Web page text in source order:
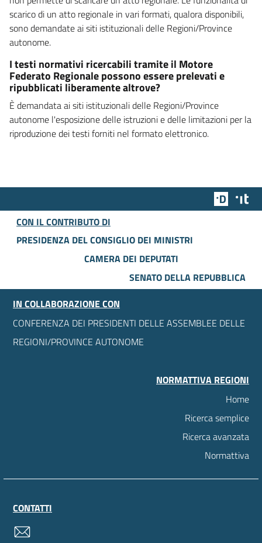
scarico di un atto regionale in vari formati, qualora disponibili,
sono demandate ai siti istituzionali delle Regioni/Province
autonome.
I testi normativi ricercabili tramite il Motore
Federato Regionale possono essere prelevati e
ripubblicati liberamente altrove?
È demandata ai siti istituzionali delle Regioni/Province
autonome l'esposizione delle istruzioni e delle limitazioni per la
riproduzione dei testi forniti nel formato elettronico.
Team
CON IL CONTRIBUTO DI
PRESIDENZA DEL CONSIGLIO DEI MINISTRI
CAMERA DEI DEPUTATI
SENATO DELLA REPUBBLICA
IN COLLABORAZIONE CON
CONFERENZA DEI PRESIDENTI DELLE ASSEMBLEE DELLE
REGIONI/PROVINCE AUTONOME
NORMATTIVA REGIONI
Home
Ricerca semplice
Ricerca avanzata
Normattiva
CONTATTI